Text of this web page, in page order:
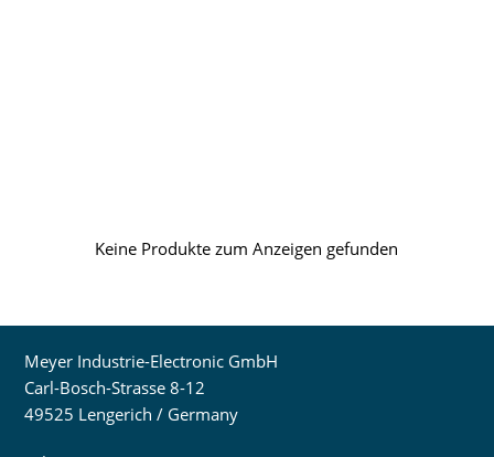
Keine Produkte zum Anzeigen gefunden
Meyer Industrie-Electronic GmbH
Carl-Bosch-Strasse 8-12
49525 Lengerich / Germany